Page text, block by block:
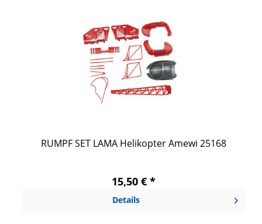
RUMPF SET LAMA Helikopter Amewi 25168
15,50 € *
Details